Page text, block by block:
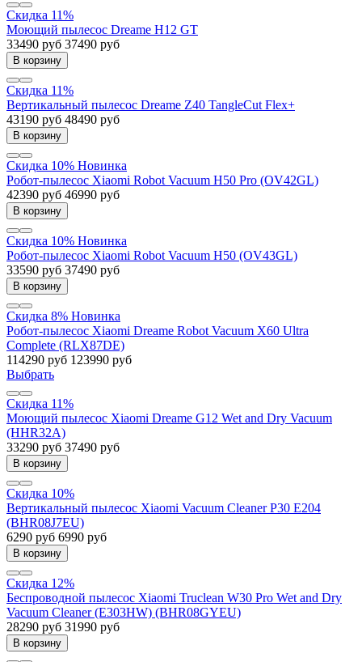
Скидка 11%
Моющий пылесос Dreame H12 GT
33490 руб 37490 руб
В корзину
Скидка 11%
Вертикальный пылесос Dreame Z40 TangleCut Flex+
43190 руб 48490 руб
В корзину
Скидка 10% Новинка
Робот-пылесос Xiaomi Robot Vacuum H50 Pro (OV42GL)
42390 руб 46990 руб
В корзину
Скидка 10% Новинка
Робот-пылесос Xiaomi Robot Vacuum H50 (OV43GL)
33590 руб 37490 руб
В корзину
Скидка 8% Новинка
Робот-пылесос Xiaomi Dreame Robot Vacuum X60 Ultra
Complete (RLX87DE)
114290 руб 123990 руб
Выбрать
Скидка 11%
Моющий пылесос Xiaomi Dreame G12 Wet and Dry Vacuum
(HHR32A)
33290 руб 37490 руб
В корзину
Скидка 10%
Вертикальный пылесос Xiaomi Vacuum Cleaner P30 E204
(BHR08J7EU)
6290 руб 6990 руб
В корзину
Скидка 12%
Беспроводной пылесос Xiaomi Truclean W30 Pro Wet and Dry
Vacuum Cleaner (E303HW) (BHR08GYEU)
28290 руб 31990 руб
В корзину